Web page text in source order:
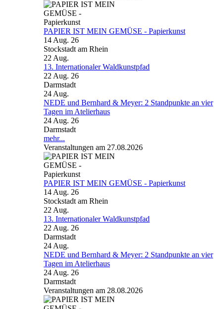
PAPIER IST MEIN GEMÜSE - Papierkunst
14 Aug. 26
Stockstadt am Rhein
22 Aug.
13. Internationaler Waldkunstpfad
22 Aug. 26
Darmstadt
24 Aug.
NEDE und Bernhard & Meyer: 2 Standpunkte an vier
Tagen im Atelierhaus
24 Aug. 26
Darmstadt
mehr...
Veranstaltungen am 27.08.2026
PAPIER IST MEIN GEMÜSE - Papierkunst
14 Aug. 26
Stockstadt am Rhein
22 Aug.
13. Internationaler Waldkunstpfad
22 Aug. 26
Darmstadt
24 Aug.
NEDE und Bernhard & Meyer: 2 Standpunkte an vier
Tagen im Atelierhaus
24 Aug. 26
Darmstadt
Veranstaltungen am 28.08.2026